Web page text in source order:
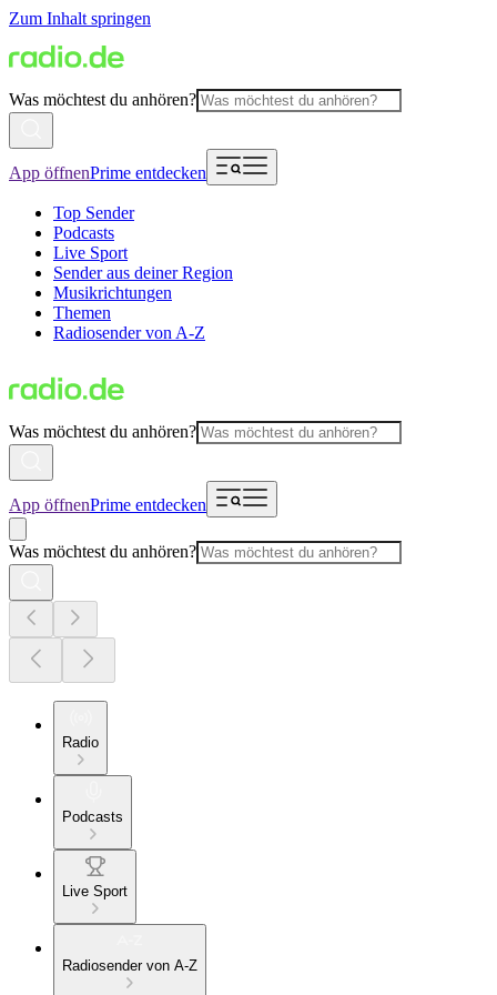
Zum Inhalt springen
Was möchtest du anhören?
App öffnenPrime entdecken
Top Sender
Podcasts
Live Sport
Sender aus deiner Region
Musikrichtungen
Themen
Radiosender von A-Z
Was möchtest du anhören?
App öffnenPrime entdecken
Was möchtest du anhören?
Radio
Podcasts
Live Sport
Radiosender von A-Z